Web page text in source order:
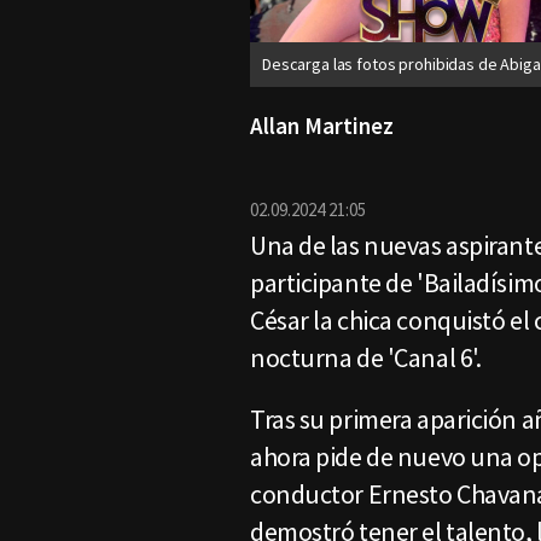
Descarga las fotos prohibidas de
Allan Martinez
02.09.2024 21:05
Una de las nuevas
participante de
César la chica conquistó
nocturna de 'Canal 6'.
Tras su primera aparición
ahora pide de nuevo una
conductor Ernesto
demostró tener el talento,